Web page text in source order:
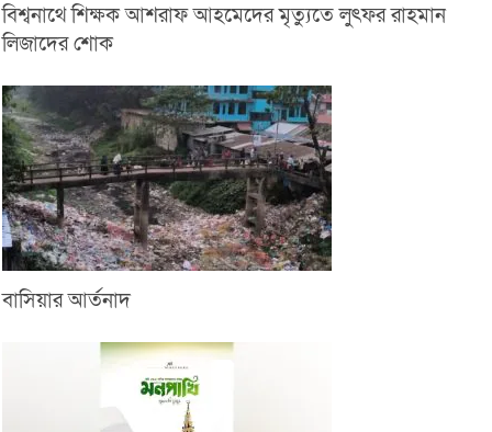
বিশ্বনাথে শিক্ষক আশরাফ আহমেদের মৃত্যুতে লুৎফর রাহমান
লিজাদের শোক
বাসিয়ার আর্তনাদ